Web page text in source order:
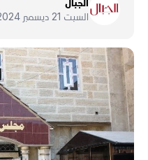
السبت 21 ديسمبر 2024 02:30 م